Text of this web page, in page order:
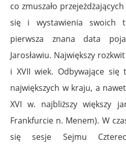
co zmuszało
się i wystawienia swoich
pierwsza znana data
Jarosławiu. Największy
i XVII wiek. Odbywające się
największych w kraju, a
XVI w. najbliższy większy
Frankfurcie n. Menem). W
się sesje Sejmu